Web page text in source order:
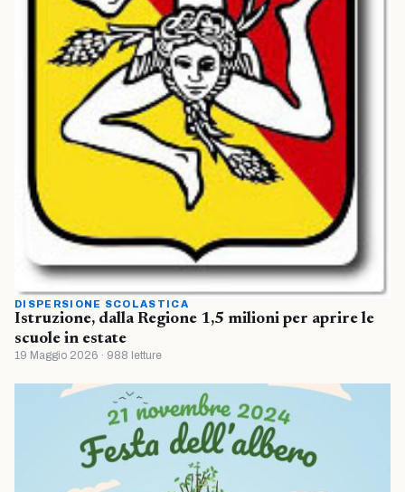
DISPERSIONE SCOLASTICA
Istruzione, dalla Regione 1,5 milioni per aprire le
scuole in estate
19 Maggio 2026 · 988 letture